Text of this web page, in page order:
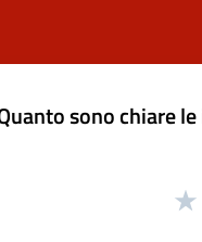
sono chiare